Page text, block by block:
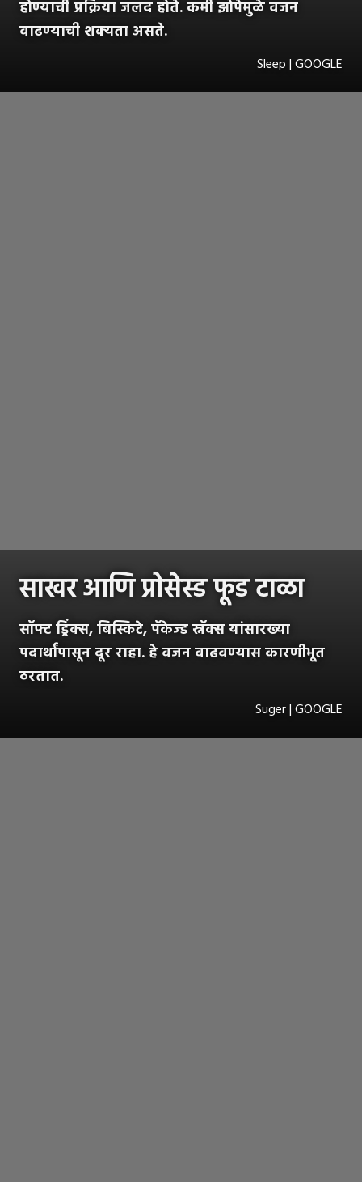
होण्याची प्रक्रिया जलद होते. कमी झोपेमुळे वजन
वाढण्याची शक्यता असते.
Sleep | GOOGLE
साखर आणि प्रोसेस्ड फूड टाळा
सॉफ्ट ड्रिंक्स, बिस्किटे, पॅकेज्ड स्नॅक्स यांसारख्या
पदार्थांपासून दूर राहा. हे वजन वाढवण्यास कारणीभूत
ठरतात.
Suger | GOOGLE